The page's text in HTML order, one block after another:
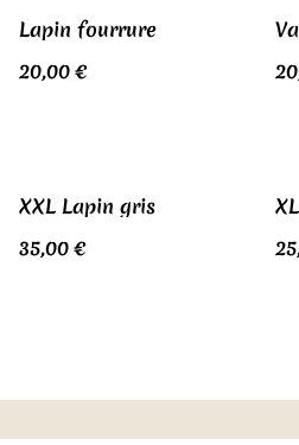
Lapin fourrure
20,00 €
XXL Lapin gris
35,00 €